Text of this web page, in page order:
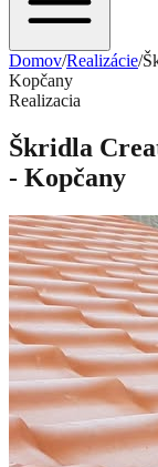
Domov/Realizácie/
Kopčany
Realizacia
Škridla
- Kopčany